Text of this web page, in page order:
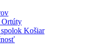
Ortúty
Košiar